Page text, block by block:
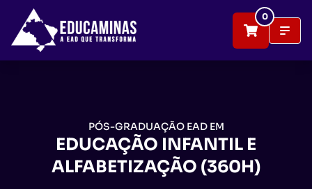
0
PÓS-GRADUAÇÃO EAD EM
EDUCAÇÃO INFANTIL E
ALFABETIZAÇÃO (360H)